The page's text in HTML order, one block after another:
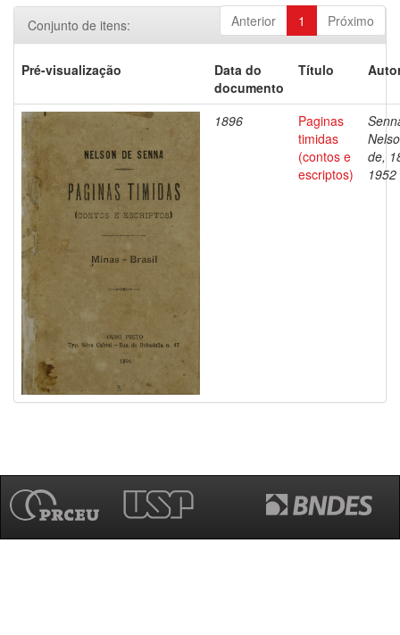
Anterior 1 Próximo
Conjunto de itens:
Pré-visualização
Data do
documento
Título
1896
Paginas
timidas
(contos e
escriptos)
de,
1952